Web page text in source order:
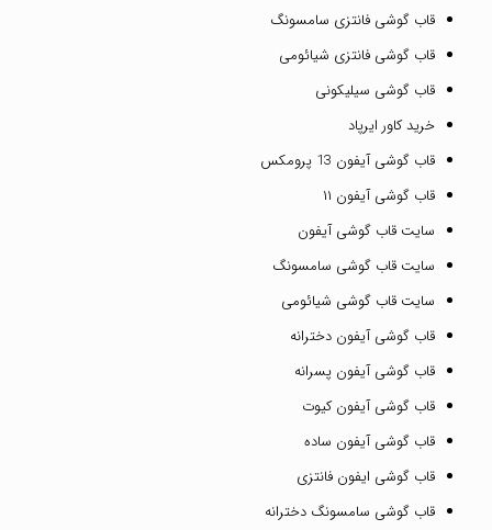
قاب گوشی فانتزی سامسونگ
قاب گوشی فانتزی شیائومی
قاب گوشی سیلیکونی
خرید کاور ایرپاد
قاب گوشی آیفون 13 پرومکس
قاب گوشی آیفون ۱۱
سایت قاب گوشی آیفون
سایت قاب گوشی سامسونگ
سایت قاب گوشی شیائومی
قاب گوشی آیفون دخترانه
قاب گوشی آیفون پسرانه
قاب گوشی آیفون کیوت
قاب گوشی آیفون ساده
قاب گوشی ایفون فانتزی
قاب گوشی سامسونگ دخترانه